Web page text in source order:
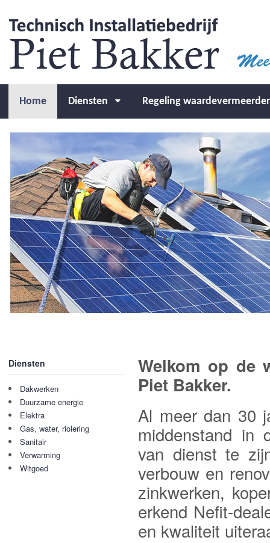
Home Diensten Regeling
Welkom op de
Piet Bakker.
Al meer dan 30
middenstand in
van dienst te
verbouw en
zinkwerken,
erkend Nefit-
en kwaliteit
Diensten
Dakwerken
Duurzame energie
Elektra
Gas, water, riolering
Sanitair
Verwarming
Witgoed